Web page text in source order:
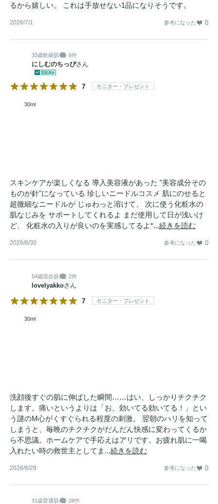
るから嬉しい。 これは手放せない1品になりそうです。
2026/7/1 参考になった 0
33歳乾燥肌 6件
にしむのちっぴさん
7 モニター・プレゼント
30ml
スキンケアが楽しくなる 導入美容液があった "美容成分その
ものが針"になっている 珍しいニードルコスメ 肌にのせると
超微細なニードルが じゅわっと溶けて、 次に使う化粧水の
肌なじみを サポートしてくれるよ まだ使用して日が浅いけ
ど、 化粧水の入りが良いのを実感してるよ*...続きを読む
2026/6/30 参考になった 0
54歳混合肌 2件
lovelyakkoさん
7 モニター・プレゼント
30ml
洗顔後すぐの肌に伸ばした瞬間……はい、しっかりチクチク
します。痛いというよりは「お、効いてる効いてる！」とい
う謎のM心がくすぐられる程度の刺激。 翌朝のハリを知って
しまうと、毎晩のチクチクがだんだん快感に変わってくるか
ら不思議。ホームケアで手応えはアリです。お疲れ肌に一喝
入れたい時の救世主としてま...続きを読む
2026/6/29 参考になった 0
31歳普通肌 28件